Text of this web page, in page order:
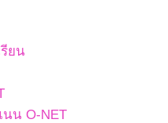
ยน
น O-NET